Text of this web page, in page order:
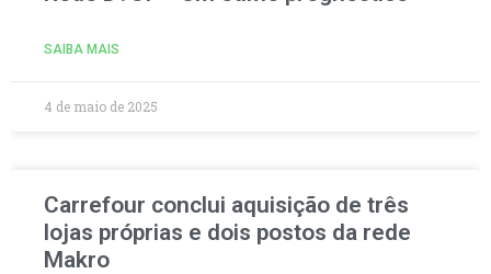
SAIBA MAIS
4 de maio de 2025
Carrefour conclui aquisição de três
lojas próprias e dois postos da rede
Makro